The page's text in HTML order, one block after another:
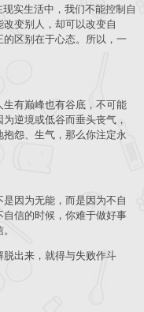
实生活中，我们不能控制自
变别人，却可以改变自
区别在于心态。所以，一
有巅峰也有谷底，不可能
逆境或低谷而垂头丧气，
怨、生气，那么你注定永
因为无能，而是因为不自
信的时候，你难于做好事
出来，就得与失败作斗